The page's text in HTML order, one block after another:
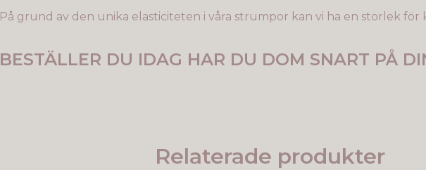
På grund av den unika elasticiteten i våra strumpor kan vi ha en storlek för
BESTÄLLER DU IDAG HAR DU DOM SNART PÅ
Relaterade produkter